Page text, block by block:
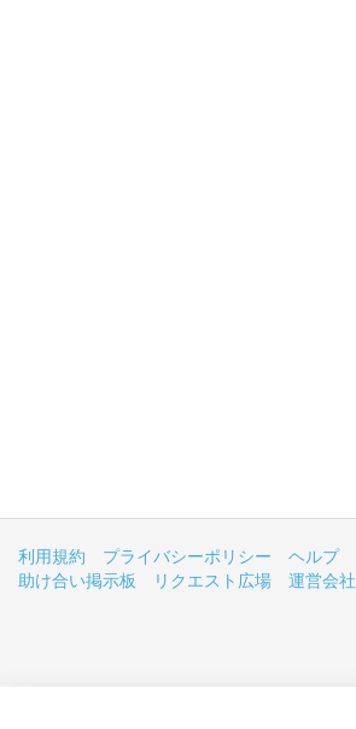
利用規約 プライバシーポリシー ヘルプ
助け合い掲示板
リクエスト広場
運営会社